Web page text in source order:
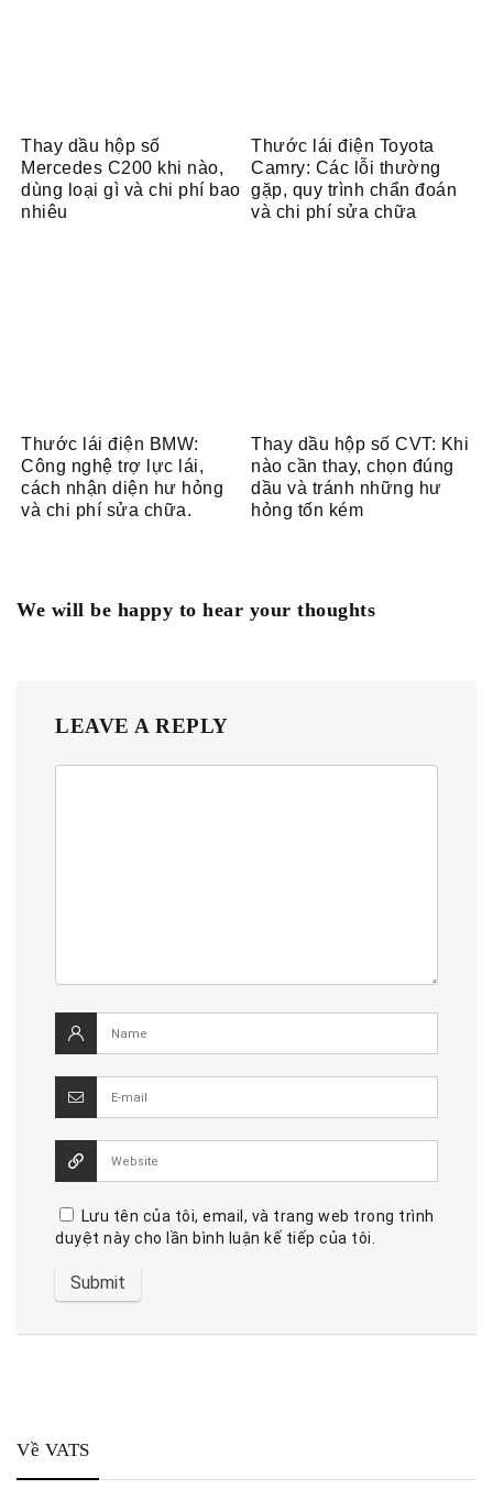
Thay dầu hộp số
Mercedes C200 khi nào,
dùng loại gì và chi phí bao
nhiêu
Thước lái điện Toyota
Camry: Các lỗi thường
gặp, quy trình chẩn đoán
và chi phí sửa chữa
Thước lái điện BMW:
Công nghệ trợ lực lái,
cách nhận diện hư hỏng
và chi phí sửa chữa.
Thay dầu hộp số CVT: Khi
nào cần thay, chọn đúng
dầu và tránh những hư
hỏng tốn kém
We will be happy to hear your thoughts
LEAVE A REPLY
Lưu tên của tôi, email, và trang web trong trình
duyệt này cho lần bình luận kế tiếp của tôi.
Về VATS